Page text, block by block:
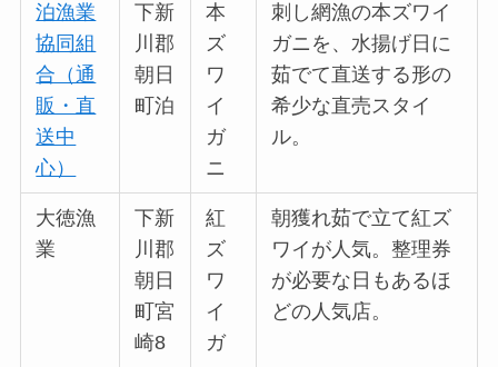
泊漁業
協同組
合（通
販・直
送中
心）
下新
川郡
朝日
町泊
本
ズ
ワ
イ
ガ
ニ
刺し網漁の本ズワイ
ガニを、水揚げ日に
茹でて直送する形の
希少な直売スタイ
ル。
大徳漁
業
下新
川郡
朝日
町宮
崎8
紅
ズ
ワ
イ
ガ
朝獲れ茹で立て紅ズ
ワイが人気。整理券
が必要な日もあるほ
どの人気店。